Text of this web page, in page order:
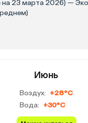
на 23 марта 2026) —
Июнь
Воздух: +28°C
Вода: +30°C